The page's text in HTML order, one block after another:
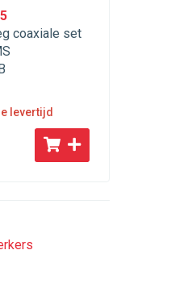
coaxiale set
levertijd